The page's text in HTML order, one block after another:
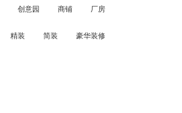
创意园 商铺 厂房
精装 简装 豪华装修